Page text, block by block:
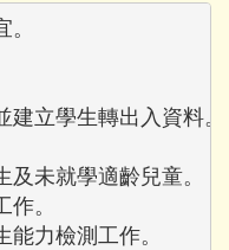
立學生轉出入資料。
未就學適齡兒童。
。
力檢測工作。